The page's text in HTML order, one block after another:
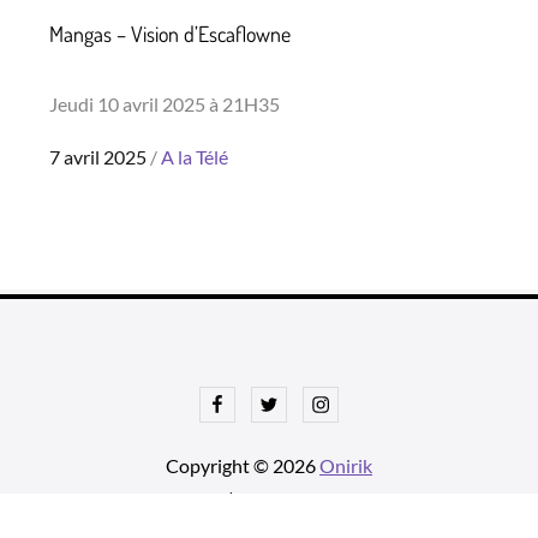
Mangas – Vision d’Escaflowne
Jeudi 10 avril 2025 à 21H35
Posted
7 avril 2025 A la Télé
FacebookTwitterInstagram
Copyright © 2026Onirik
| Ajustements par